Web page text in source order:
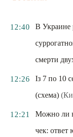
12:40
В Украине
смерти
12:26
Із 7 по 10
(схема)
12:21
Можно ли
чек: ответ